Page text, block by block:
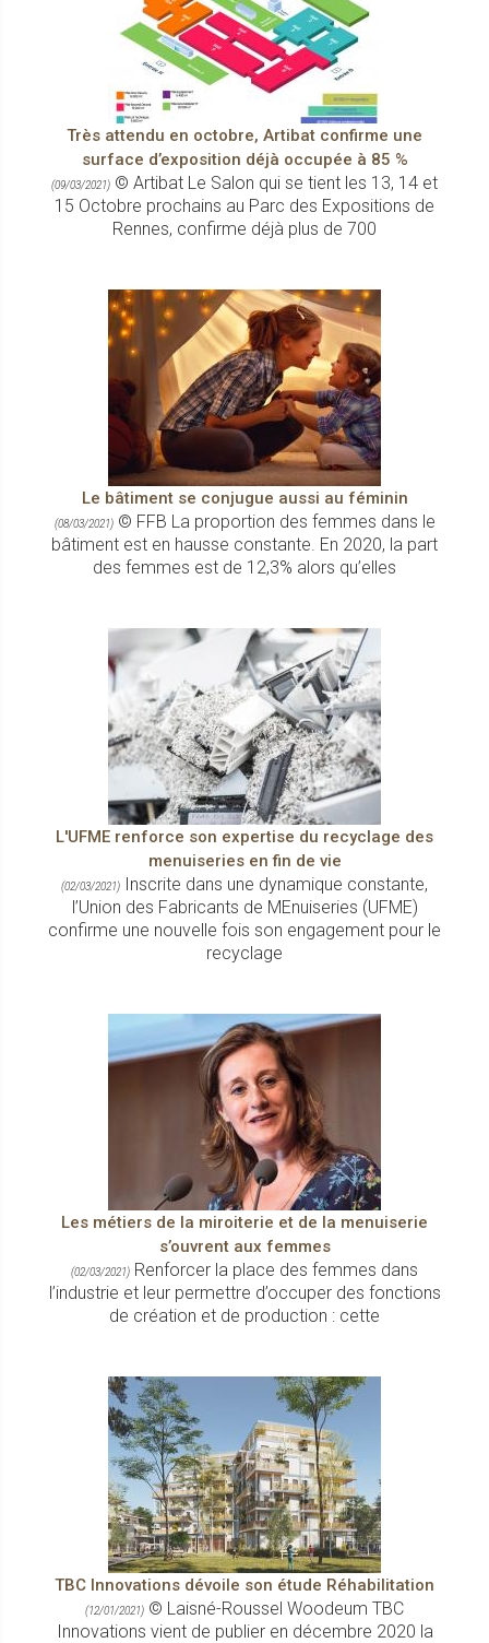
Très attendu en octobre, Artibat confirme une
surface d’exposition déjà occupée à 85 %
(09/03/2021) © Artibat Le Salon qui se tient les 13, 14 et
15 Octobre prochains au Parc des Expositions de
Rennes, confirme déjà plus de 700
Le bâtiment se conjugue aussi au féminin
(08/03/2021)© FFB La proportion des femmes dans le
bâtiment est en hausse constante. En 2020, la part
des femmes est de 12,3% alors qu’elles
L'UFME renforce son expertise du recyclage des
menuiseries en fin de vie
(02/03/2021) Inscrite dans une dynamique constante,
l’Union des Fabricants de MEnuiseries (UFME)
confirme une nouvelle fois son engagement pour le
recyclage
Les métiers de la miroiterie et de la menuiserie
s’ouvrent aux femmes
(02/03/2021) Renforcer la place des femmes dans
l’industrie et leur permettre d’occuper des fonctions
de création et de production : cette
TBC Innovations dévoile son étude Réhabilitation
(12/01/2021) © Laisné-Roussel Woodeum TBC
Innovations vient de publier en décembre 2020 la